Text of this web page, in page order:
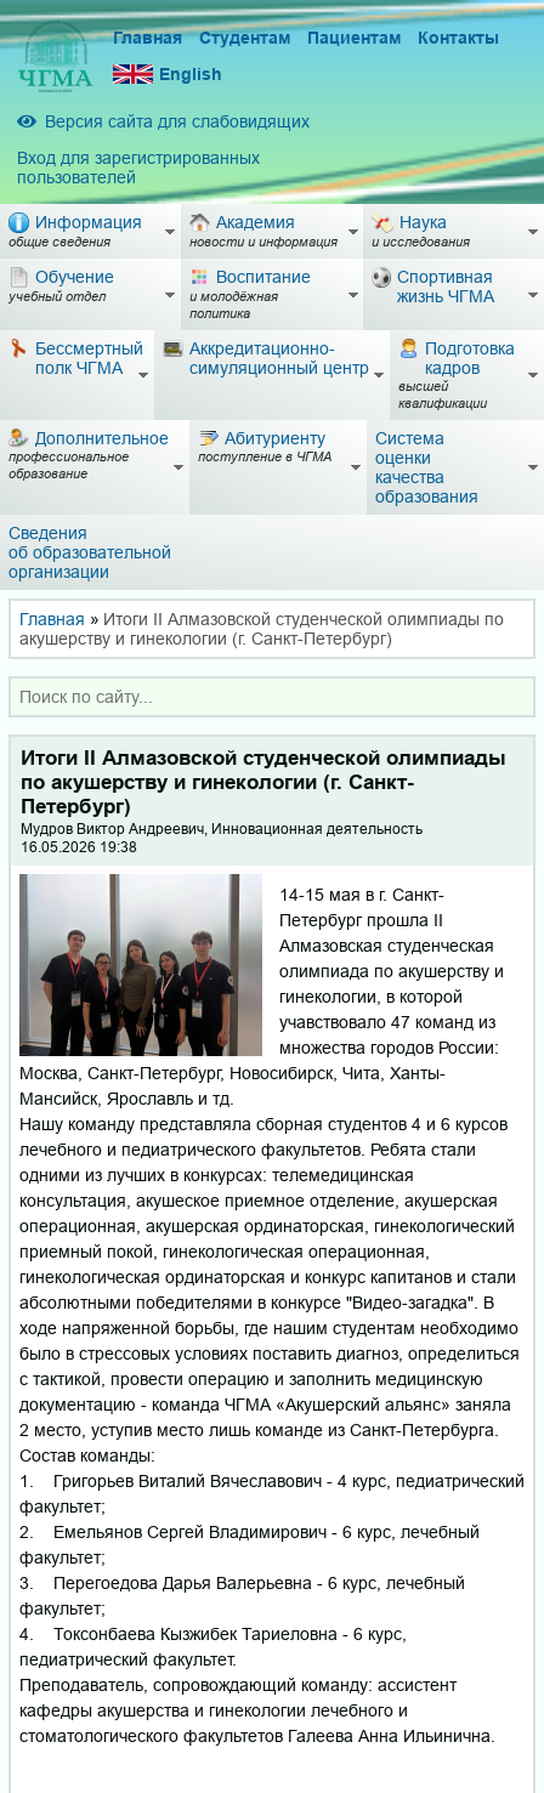
Главная Студентам Пациентам
Контакты
English
Версия сайта для слабовидящих
Вход для зарегистрированных
пользователей
Информация
общие сведения
Академия
новости и информация
Наука
и исследования
Обучение
учебный отдел
Воспитание
и молодёжная
политика
Спортивная
жизнь ЧГМА
Бессмертный
полк ЧГМА
Аккредитационно-
симуляционный центр
Подготовка
кадров
высшей
квалификации
Дополнительное
профессиональное
образование
Абитуриенту
поступление в ЧГМА
Система
оценки
качества
образования
Сведения
об образовательной
организации
Главная » Итоги II Алмазовской студенческой олимпиады по
акушерству и гинекологии (г. Санкт-Петербург)
Итоги II Алмазовской студенческой олимпиады
по акушерству и гинекологии (г. Санкт-
Петербург)
Мудров Вик­тор Андр­еев­ич, Инновационная деятельность
16.05.2026 19:38
14-15 мая в г. Санкт-
Петербург прошла II
Алмазовская студенческая
олимпиада по акушерству и
гинекологии, в которой
учавствовало 47 команд из
множества городов России:
Москва, Санкт-Петербург, Новосибирск, Чита, Ханты-
Мансийск, Ярославль и тд.
Нашу команду представляла сборная студентов 4 и 6 курсов
лечебного и педиатрического факультетов. Ребята стали
одними из лучших в конкурсах: телемедицинская
консультация, акушеское приемное отделение, акушерская
операционная, акушерская ординаторская, гинекологический
приемный покой, гинекологическая операционная,
гинекологическая ординаторская и конкурс капитанов и стали
абсолютными победителями в конкурсе "Видео-загадка". В
ходе напряженной борьбы, где нашим студентам необходимо
было в стрессовых условиях поставить диагноз, определиться
с тактикой, провести операцию и заполнить медицинскую
документацию - команда ЧГМА «Акушерский альянс» заняла
2 место, уступив место лишь команде из Санкт-Петербурга.
Состав команды:
1. Григорьев Виталий Вячеславович - 4 курс, педиатрический
факультет;
2. Емельянов Сергей Владимирович - 6 курс, лечебный
факультет;
3. Перегоедова Дарья Валерьевна - 6 курс, лечебный
факультет;
4. Токсонбаева Кызжибек Тариеловна - 6 курс,
педиатрический факультет.
Преподаватель, сопровождающий команду: ассистент
кафедры акушерства и гинекологии лечебного и
стоматологического факультетов Галеева Анна Ильинична.